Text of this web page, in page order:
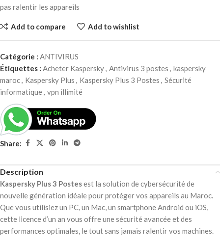
pas ralentir les appareils
Add to compare Add to wishlist
Catégorie : ANTIVIRUS
Étiquettes : Acheter Kaspersky, Antivirus 3 postes , kaspersky
maroc, Kaspersky Plus , Kaspersky Plus 3 Postes , Sécurité
informatique, vpn illimité
Share:
Description
Kaspersky Plus 3 Postesest la solution de cybersécurité de
nouvelle génération idéale pour protéger vos appareils au Maroc.
Que vous utilisiez un PC, un Mac, un smartphone Android ou iOS,
cette licence d’un an vous offre une sécurité avancée et des
performances optimales, le tout sans jamais ralentir vos machines.